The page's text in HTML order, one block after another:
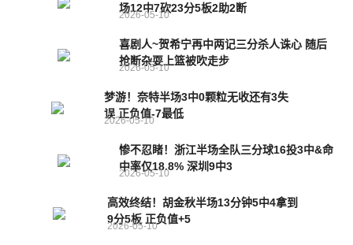
场12中7砍23分5板2助2断
2026-05-10
喜剧人~贺希宁再中两记三分杀人诛心 随后
抢断杂耍上篮被吹走步
2026-05-10
梦游！奈特半场3中0颗粒无收还有3失
误 正负值-7最低
2026-05-10
惨不忍睹！浙江半场全队三分球16投3中&命
中率仅18.8% 深圳9中3
2026-05-10
高效终结！胡金秋半场13分钟5中4拿到
9分5板 正负值+5
2026-05-10